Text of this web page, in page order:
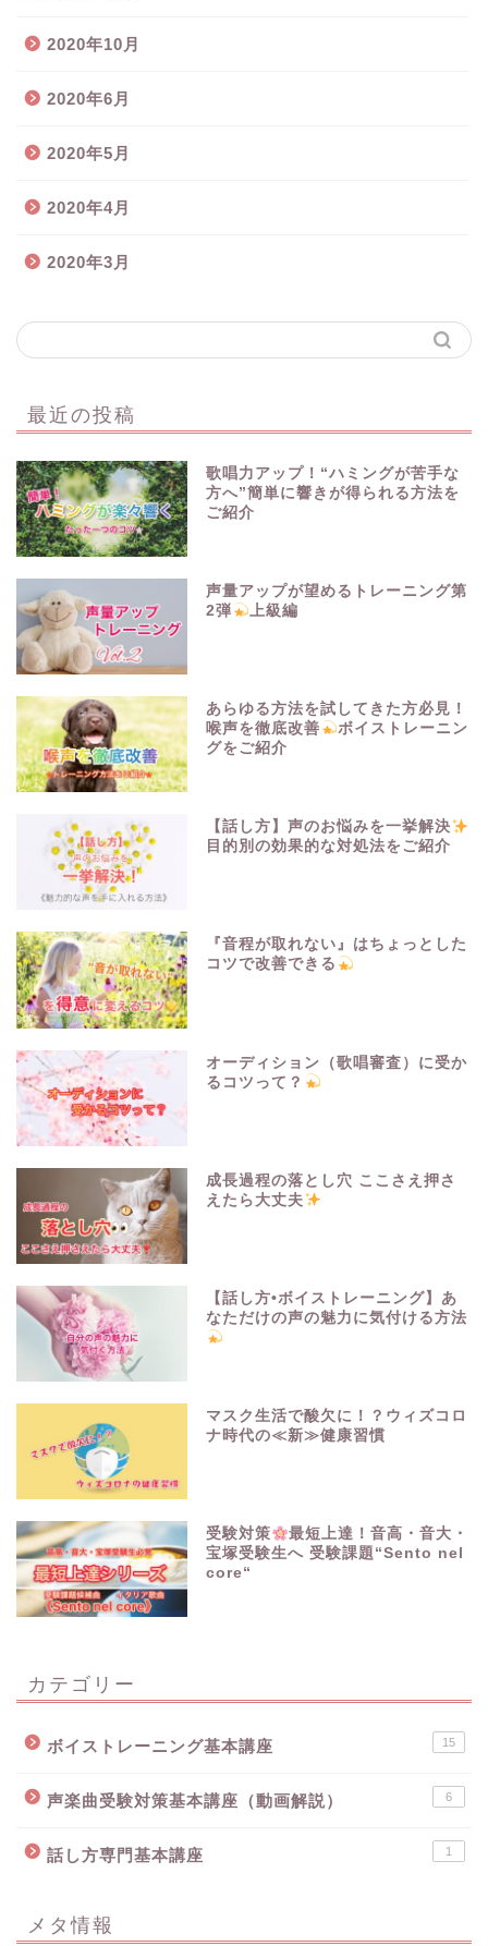
2020年10月
2020年6月
2020年5月
2020年4月
2020年3月
最近の投稿
歌唱力アップ！“ハミングが苦手な
方へ”簡単に響きが得られる方法を
ご紹介
声量アップが望めるトレーニング第
2弾
上級編
あらゆる方法を試してきた方必見！
喉声を徹底改善
ボイストレーニン
グをご紹介
【話し方】声のお悩みを一挙解決
目的別の効果的な対処法をご紹介
『音程が取れない』はちょっとした
コツで改善できる
オーディション（歌唱審査）に受か
るコツって？
成長過程の落とし穴 ここさえ押さ
えたら大丈夫
【話し方•ボイストレーニング】あ
なただけの声の魅力に気付ける方法
マスク生活で酸欠に！？ウィズコロ
ナ時代の≪新≫健康習慣
受験対策
最短上達！音高・音大・
宝塚受験生へ 受験課題“Sento nel
core“
カテゴリー
ボイストレーニング基本講座 15
声楽曲受験対策基本講座（動画解説） 6
話し方専門基本講座 1
メタ情報